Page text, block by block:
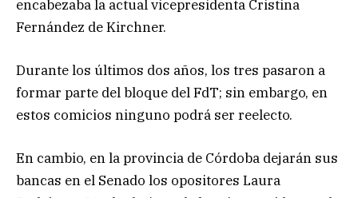
encabezaba la actual vicepresidenta Cristina
Fernández de Kirchner.
Durante los últimos dos años, los tres pasaron a
formar parte del bloque del FdT; sin embargo, en
estos comicios ninguno podrá ser reelecto.
En cambio, en la provincia de Córdoba dejarán sus
bancas en el Senado los opositores Laura